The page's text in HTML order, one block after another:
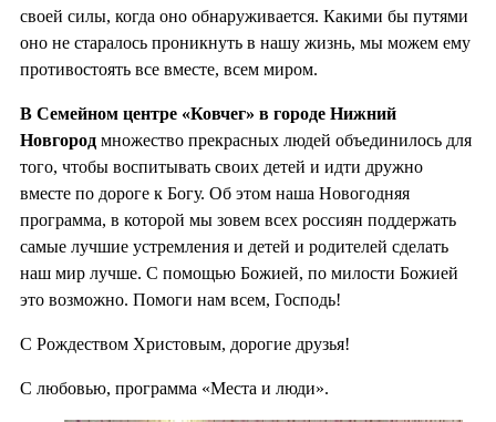
своей силы, когда оно обнаруживается. Какими бы путями
оно не старалось проникнуть в нашу жизнь, мы можем ему
противостоять все вместе, всем миром.
В Семейном центре «Ковчег» в городе Нижний
Новгород множество прекрасных людей объединилось для
того, чтобы воспитывать своих детей и идти дружно
вместе по дороге к Богу. Об этом наша Новогодняя
программа, в которой мы зовем всех россиян поддержать
самые лучшие устремления и детей и родителей сделать
наш мир лучше. С помощью Божией, по милости Божией
это возможно. Помоги нам всем, Господь!
С Рождеством Христовым, дорогие друзья!
С любовью, программа «Места и люди».